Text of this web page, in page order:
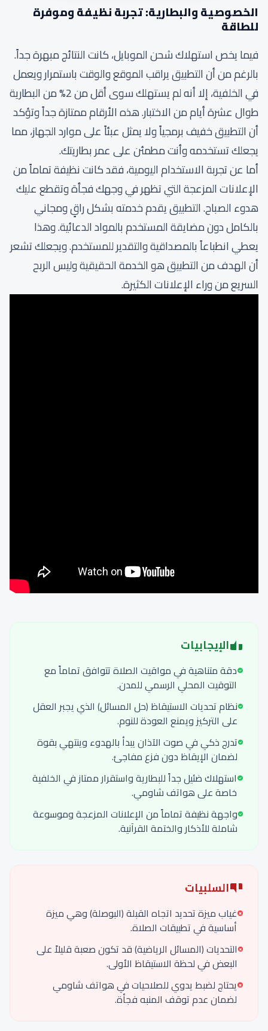
الخصوصية والبطارية: تجربة نظيفة وموفرة
للطاقة
فيما يخص استهلاك شحن الموبايل، كانت النتائج مبهرة جداً.
بالرغم من أن التطبيق يراقب الموقع والوقت باستمرار ويعمل
في الخلفية، إلا أنه لم يستهلك سوى أقل من 2% من البطارية
طوال عشرة أيام من الاختبار. هذه الأرقام ممتازة جداً وتؤكد
أن التطبيق خفيف برمجياً ولا يمثل عبئاً على موارد الجهاز، مما
يجعلك تستخدمه وأنت مطمئن على عمر بطاريتك.
أما عن تجربة الاستخدام اليومية، فقد كانت نظيفة تماماً من
الإعلانات المزعجة التي تظهر في وجهك فجأة وتقطع عليك
هدوء الصباح. التطبيق يقدم خدمته بشكل راقٍ ومجاني
بالكامل دون مضايقة المستخدم بالمواد الدعائية. وهذا
يعطي انطباعاً بالمصداقية والتقدير للمستخدم. ويجعلك تشعر
أن الهدف من التطبيق هو الخدمة الحقيقية وليس الربح
السريع من وراء الإعلانات الكثيرة.
الإيجابيات
دقة متناهية في مواقيت الصلاة تتوافق تماماً مع
التوقيت المحلي الرسمي للمدن.
نظام تحديات الاستيقاظ (حل المسائل) الذي يجبر العقل
على التركيز ويمنع العودة للنوم.
تدرج ذكي في صوت الآذان يبدأ بالهدوء وينتهي بقوة
لضمان الإيقاظ دون فزع مفاجئ.
استهلاك ضئيل جداً للبطارية واستقرار ممتاز في الخلفية
خاصة على هواتف شاومي.
واجهة نظيفة تماماً من الإعلانات المزعجة وموسوعة
شاملة للأذكار والختمة القرآنية.
السلبيات
غياب ميزة تحديد اتجاه القبلة (البوصلة) وهي ميزة
أساسية في تطبيقات الصلاة.
التحديات (المسائل الرياضية) قد تكون صعبة قليلاً على
البعض في لحظة الاستيقاظ الأولى.
يحتاج لضبط يدوي للصلاحيات في هواتف شاومي
لضمان عدم توقف المنبه فجأة.